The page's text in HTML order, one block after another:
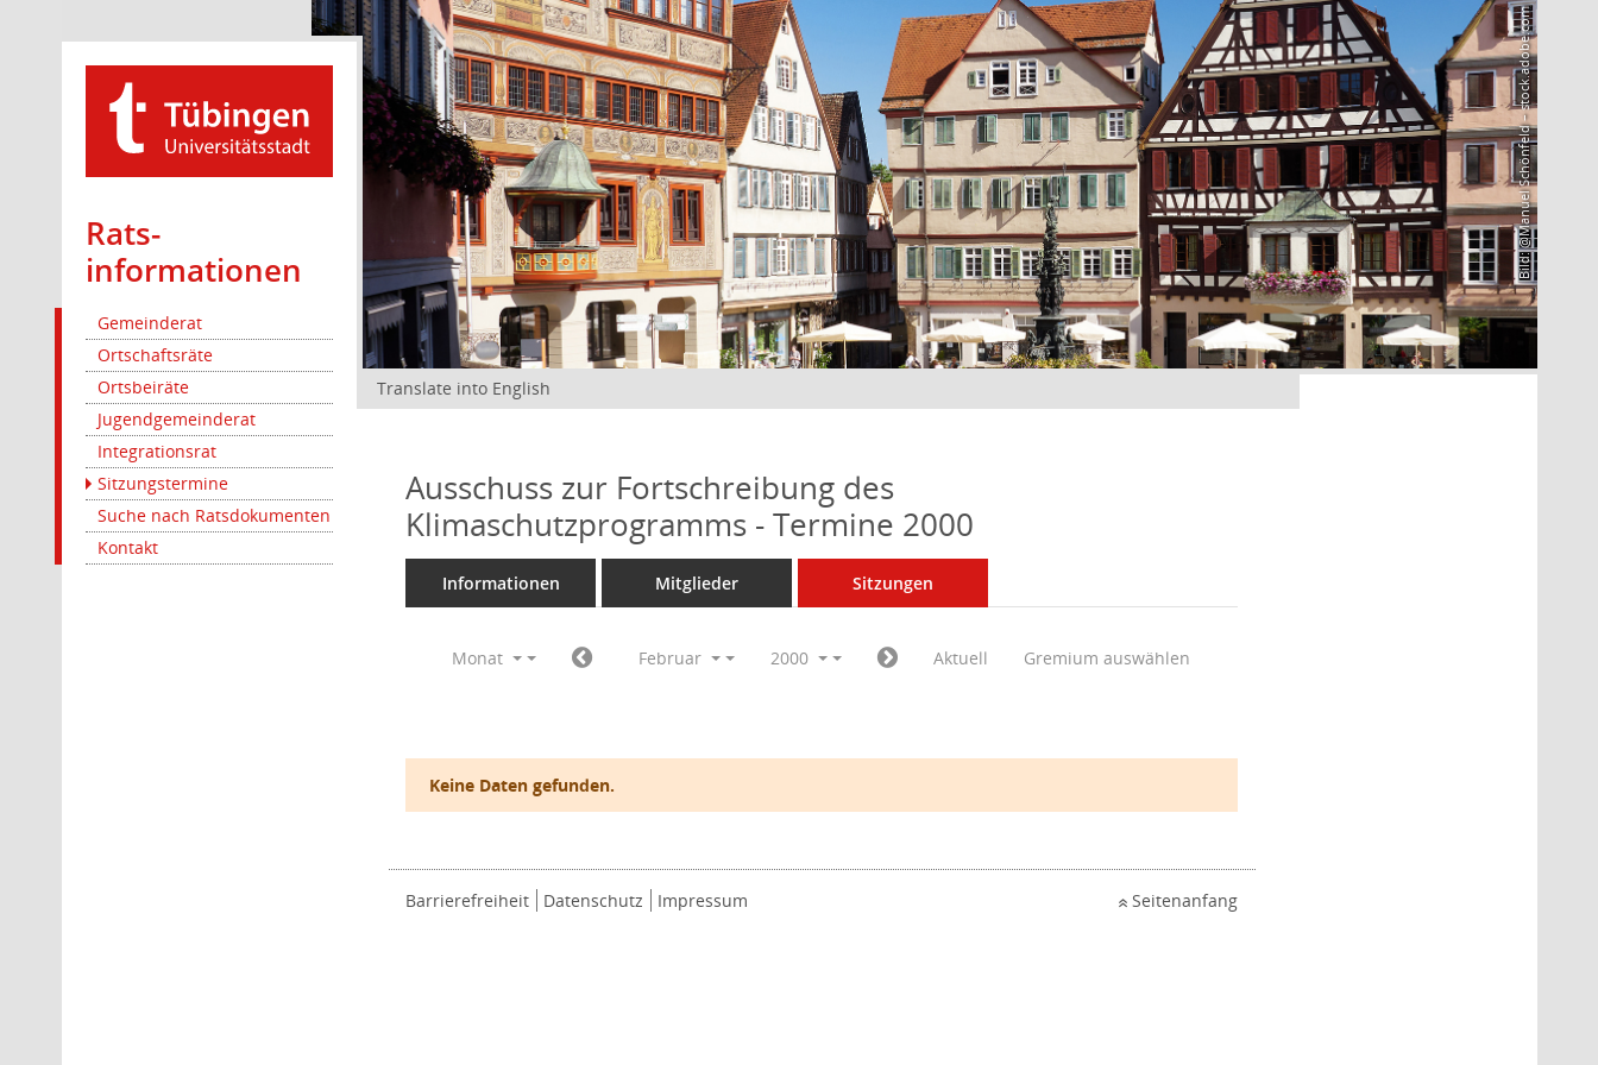
Rats­
informationen
Gemeinderat
Ortschaftsräte
Ortsbeiräte
Jugendgemeinderat
Integrationsrat
Sitzungstermine
Suche nach Ratsdokumenten
Kontakt
Bild: @Manuel Schönfeld – stock.adobe.com
Translate into English
Ausschuss zur Fortschreibung des
Klimaschutzprogramms - Termine 2000
Informationen Mitglieder Sitzungen
Monat Februar 2000 Aktuell Gremium auswählen
Keine Daten gefunden.
Barrierefreiheit Datenschutz Impressum Seitenanfang